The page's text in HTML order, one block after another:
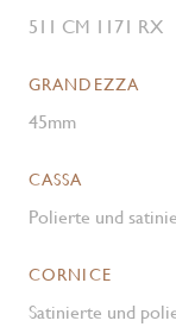
511 CM 1171 RX
GRANDEZZA
45mm
CASSA
Polierte und
CORNICE
Satinierte und